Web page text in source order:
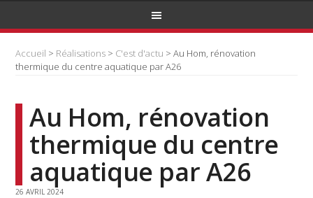
Accueil > Réalisations > C'est d'actu > Au Hom, rénovation
thermique du centre aquatique par A26
Au Hom, rénovation
thermique du centre
aquatique par A26
26 AVRIL 2024